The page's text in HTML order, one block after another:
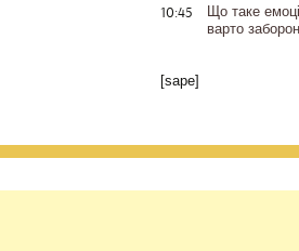
10:45
Що таке
варто
[sape]